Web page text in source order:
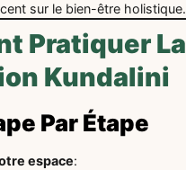
sur le bien-être holistique.
Pratiquer La
Kundalini
Par Étape
espace: